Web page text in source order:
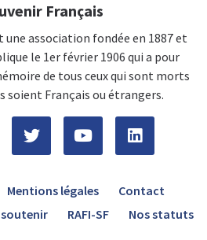
Français
une association fondée en 1887 et
le 1er février 1906 qui a pour
de tous ceux qui sont morts
soient Français ou étrangers.
Mentions légales
Contact
soutenir RAFI-SF Nos statuts